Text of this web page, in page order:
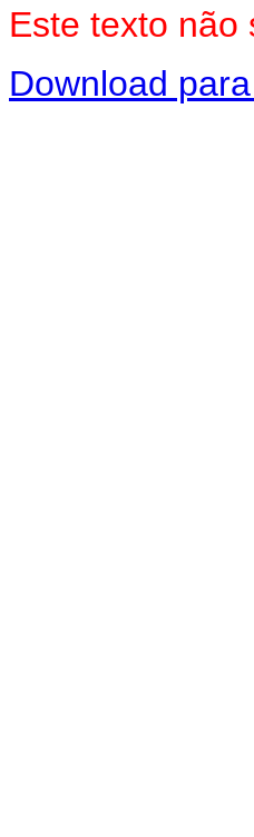
Este texto não
Download